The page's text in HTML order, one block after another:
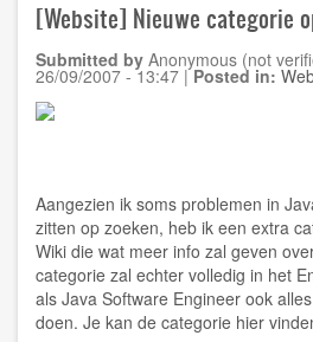
er
motorolie
meer
[Website] Nieuwe categorie
Submitted by Anonymous (not
26/09/2007 - 13:47 |Posted in:
Aangezien ik soms problemen in
zitten op zoeken, heb ik een extra
Wiki die wat meer info zal geven
categorie zal echter volledig in het
als Java Software Engineer ook
doen. Je kan de categorie hier